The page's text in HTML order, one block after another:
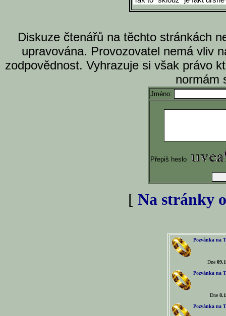
Diskuze čtenářů na těchto stránkách
upravována. Provozovatel nemá vliv
zodpovědnost. Vyhrazuje si však právo
normám
Jméno:
Přepiš heslo
[ Na stránky
Pozvánka na
Dne
Pozvánka na
Dne
Pozvánka na